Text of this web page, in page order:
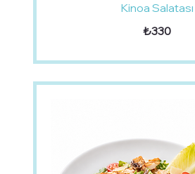
Kinoa Salatası
₺330